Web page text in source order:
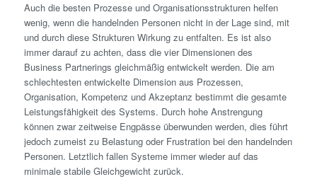
Auch die besten Prozesse und Organisationsstrukturen helfen
wenig, wenn die handelnden Personen nicht in der Lage sind, mit
und durch diese Strukturen Wirkung zu entfalten. Es ist also
immer darauf zu achten, dass die vier Dimensionen des
Business Partnerings gleichmäßig entwickelt werden. Die am
schlechtesten entwickelte Dimension aus Prozessen,
Organisation, Kompetenz und Akzeptanz bestimmt die gesamte
Leistungsfähigkeit des Systems. Durch hohe Anstrengung
können zwar zeitweise Engpässe überwunden werden, dies führt
jedoch zumeist zu Belastung oder Frustration bei den handelnden
Personen. Letztlich fallen Systeme immer wieder auf das
minimale stabile Gleichgewicht zurück.